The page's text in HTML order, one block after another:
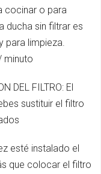
cocinar o para
ducha sin filtrar es
para limpieza.
minuto
DEL FILTRO: El
sustituir el filtro
esté instalado el
que colocar el filtro